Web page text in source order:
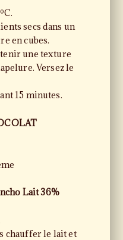
secs dans un
en cubes.
une texture
Versez le
15 minutes.
Lait 36%
chauffer le lait et